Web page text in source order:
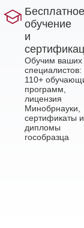
Бесплатное
обучение
и
Обучим ваших
специалистов:
110+
программ,
лицензия
Минобрнауки,
сертификаты и
дипломы
гособразца